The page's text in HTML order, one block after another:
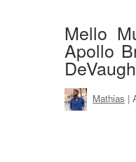
Mello
Apollo
Mathias |